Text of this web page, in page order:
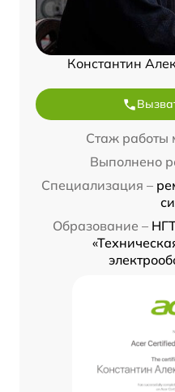
Константин
Стаж работы
Выполнено
Специализация –
Образование –